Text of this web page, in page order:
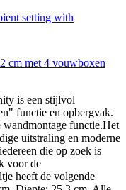
cm met 4 vouwboxen
is een stijlvol
functie en opbergvak.
wandmontage functie.Het
uitstraling en moderne
die op zoek is
voor de
heeft de volgende